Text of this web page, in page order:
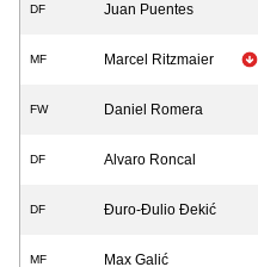
DF Juan Puentes
MF Marcel Ritzmaier
FW Daniel Romera
DF Alvaro Roncal
DF Đuro-Đulio Đekić
MF Max Galić